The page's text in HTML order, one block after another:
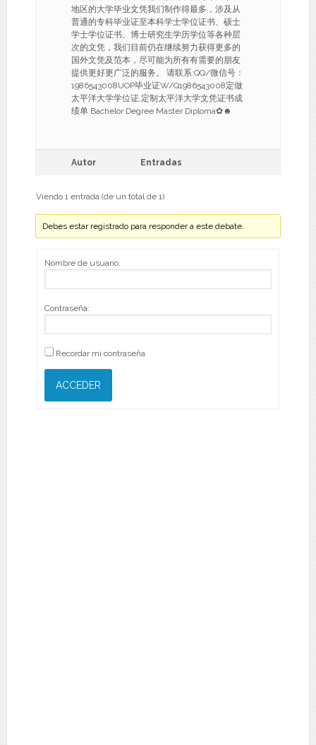
地区的大学毕业文凭我们制作得最多，涉及从
普通的专科毕业证至本科学士学位证书、硕士
学士学位证书、博士研究生学历学位等各种层
次的文凭，我们目前仍在继续努力获得更多的
国外文凭及范本，尽可能为所有有需要的朋友
提供更好更广泛的服务。 请联系:QQ/微信号：
1986543008UOP毕业证W/Q1986543008定做
太平洋大学学位证,定制太平洋大学文凭证书成
绩单 Bachelor Degree Master Diploma✿☻
Autor Entradas
Viendo 1 entrada (de un total de 1)
Debes estar registrado para responder a este debate.
Nombre de usuario:
Contraseña:
Recordar mi contraseña
ACCEDER